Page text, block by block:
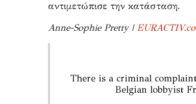
αντιμετώπισε την κατάσταση.
Anne-Sophie Pretty |
There is a criminal
Belgian lobbyist